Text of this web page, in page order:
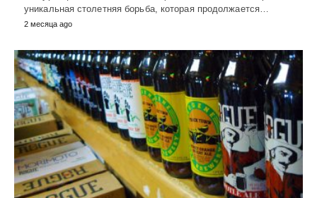
уникальная столетняя борьба, которая продолжается…
2 месяца ago